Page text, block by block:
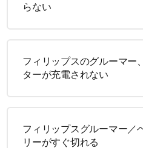
らない
フィリップスのグルーマー
ターが充電されない
フィリップスグルーマー／
リーがすぐ切れる